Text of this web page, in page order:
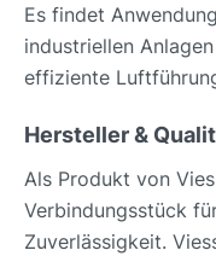
Es findet
industriellen
effiziente
Hersteller &
Als Produkt von
Verbindungsstück
Zuverlässigkeit.